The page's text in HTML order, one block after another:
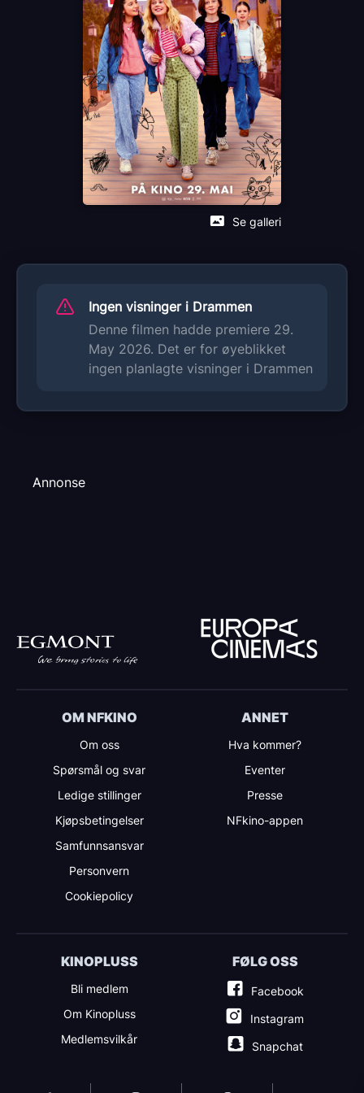
Se galleri
Ingen visninger i Drammen
Denne filmen hadde premiere 29.
May 2026. Det er for øyeblikket
ingen planlagte visninger i Drammen
Annonse
OM NFKINO
Om oss
Spørsmål og svar
Ledige stillinger
Kjøpsbetingelser
Samfunnsansvar
Personvern
Cookiepolicy
ANNET
Hva kommer?
Eventer
Presse
NFkino-appen
KINOPLUSS
Bli medlem
Om Kinopluss
Medlemsvilkår
FØLG OSS
Facebook
Instagram
Snapchat